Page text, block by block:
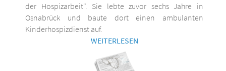
der Hospizarbeit". Sie lebte zuvor sechs Jahre in
Osnabrück und baute dort einen ambulanten
Kinderhospizdienst auf.
WEITERLESEN